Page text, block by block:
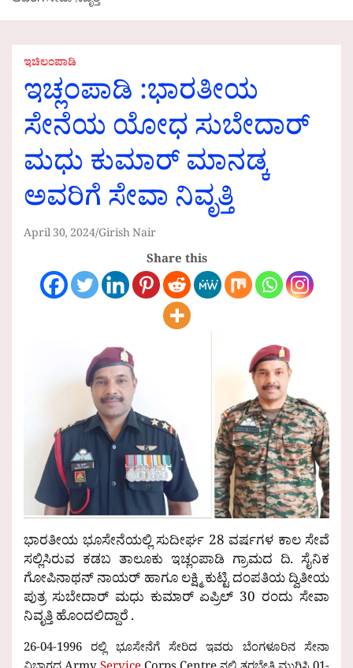
ಇಚಿಲಂಪಾಡಿ
ಇಚ್ಲಂಪಾಡಿ :ಭಾರತೀಯ
ಸೇನೆಯ ಯೋಧ ಸುಬೇದಾರ್
ಮಧು ಕುಮಾರ್ ಮಾನಡ್ಕ
ಅವರಿಗೆ ಸೇವಾ ನಿವೃತ್ತಿ
April 30, 2024 Girish Nair
Share this
ಭಾರತೀಯ ಭೂಸೇನೆಯಲ್ಲಿ ಸುದೀರ್ಘ 28 ವರ್ಷಗಳ ಕಾಲ ಸೇವೆ
ಸಲ್ಲಿಸಿರುವ ಕಡಬ ತಾಲೂಕು ಇಚ್ಲಂಪಾಡಿ ಗ್ರಾಮದ ದಿ. ಸೈನಿಕ
ಗೋಪಿನಾಥನ್ ನಾಯರ್ ಹಾಗೂ ಲಕ್ಷ್ಮಿ ಕುಟ್ಟಿ ದಂಪತಿಯ ದ್ವಿತೀಯ
ಪುತ್ರ ಸುಬೇದಾರ್ ಮಧು ಕುಮಾರ್ ಏಪ್ರಿಲ್ 30 ರಂದು ಸೇವಾ
ನಿವೃತ್ತಿ ಹೊಂದಲಿದ್ದಾರೆ .
26-04-1996 ರಲ್ಲಿ ಭೂಸೇನೆಗೆ ಸೇರಿದ ಇವರು ಬೆಂಗಳೂರಿನ ಸೇನಾ